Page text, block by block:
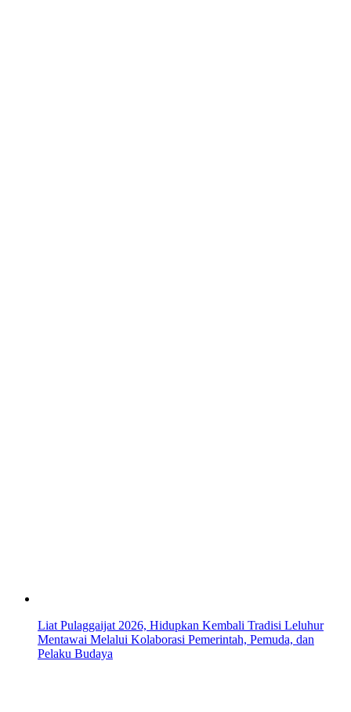
Liat Pulaggaijat 2026, Hidupkan Kembali Tradisi Leluhur
Mentawai Melalui Kolaborasi Pemerintah, Pemuda, dan
Pelaku Budaya